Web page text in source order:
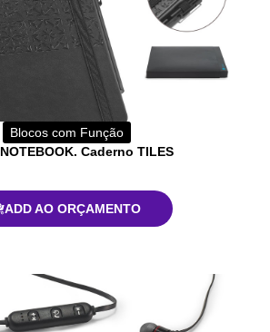
Blocos com Função
Caderno TILES
ADD AO ORÇAMENTO